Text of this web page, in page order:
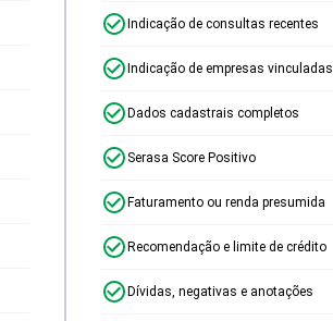
Indicação de consultas recentes
Indicação de empresas vinculadas
Dados cadastrais completos
Serasa Score Positivo
Faturamento ou renda presumida
Recomendação e limite de crédito
Dívidas, negativas e anotações